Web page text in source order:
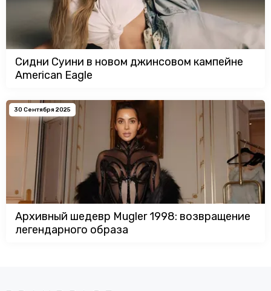
Сидни Суини в новом джинсовом кампейне
American Eagle
30 Сентября 2025
Архивный шедевр Mugler 1998: возвращение
легендарного образа